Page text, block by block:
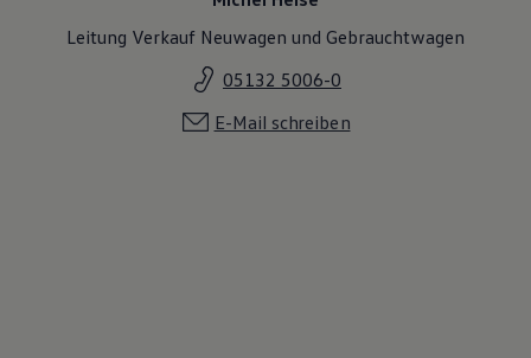
Leitung Verkauf Neuwagen und Gebrauchtwagen
05132 5006-0
E-Mail schreiben